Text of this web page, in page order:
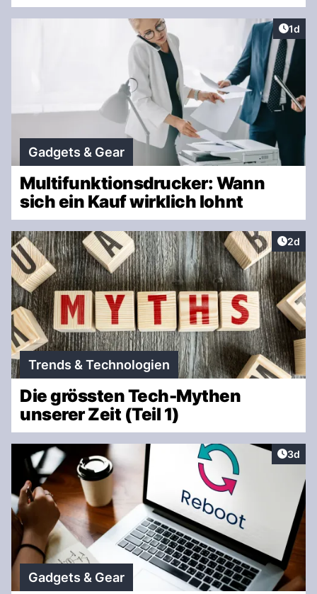
1d
Gadgets & Gear
Multifunktionsdrucker: Wann
sich ein Kauf wirklich lohnt
2d
Trends & Technologien
Die grössten Tech-Mythen
unserer Zeit (Teil 1)
3d
Gadgets & Gear